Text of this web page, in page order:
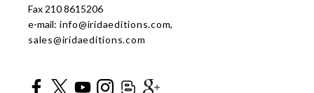
Fax 210 8615206
e-mail: info@iridaeditions.com,
sales@iridaeditions.com